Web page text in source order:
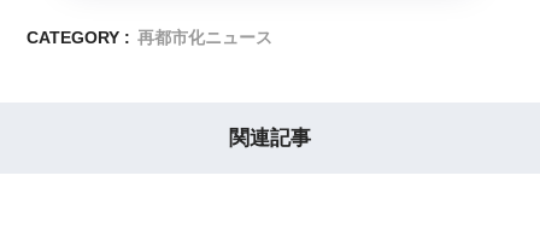
CATEGORY : 再都市化ニュース
関連記事